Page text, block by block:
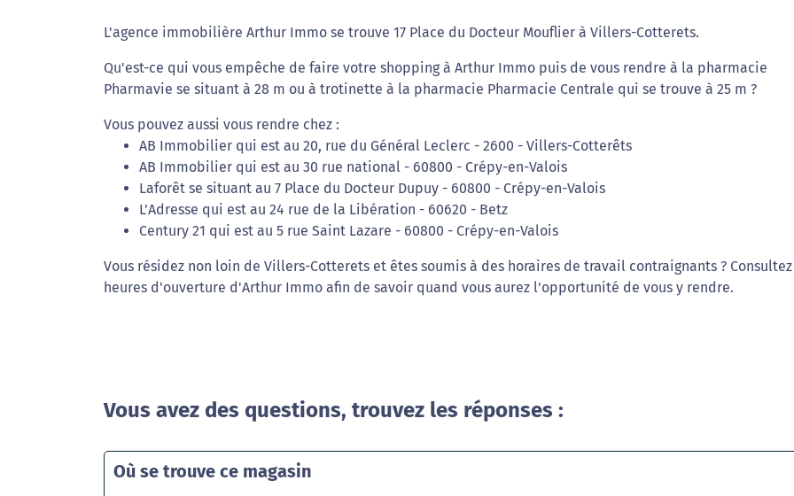
L'agence immobilière Arthur Immo se trouve 17 Place du Docteur Mouflier à Villers-Cotterets.
Qu'est-ce qui vous empêche de faire votre shopping à Arthur Immo puis de vous rendre à la pharmacie
Pharmavie se situant à 28 m ou à trotinette à la pharmacie Pharmacie Centrale qui se trouve à 25 m ?
Vous pouvez aussi vous rendre chez :
AB Immobilier qui est au 20, rue du Général Leclerc - 2600 - Villers-Cotterêts
AB Immobilier qui est au 30 rue national - 60800 - Crépy-en-Valois
Laforêt se situant au 7 Place du Docteur Dupuy - 60800 - Crépy-en-Valois
L'Adresse qui est au 24 rue de la Libération - 60620 - Betz
Century 21 qui est au 5 rue Saint Lazare - 60800 - Crépy-en-Valois
Vous résidez non loin de Villers-Cotterets et êtes soumis à des horaires de travail contraignants ?
heures d'ouverture d'Arthur Immo afin de savoir quand vous aurez l'opportunité de vous y rendre.
Vous avez des questions, trouvez les réponses :
Où se trouve ce magasin